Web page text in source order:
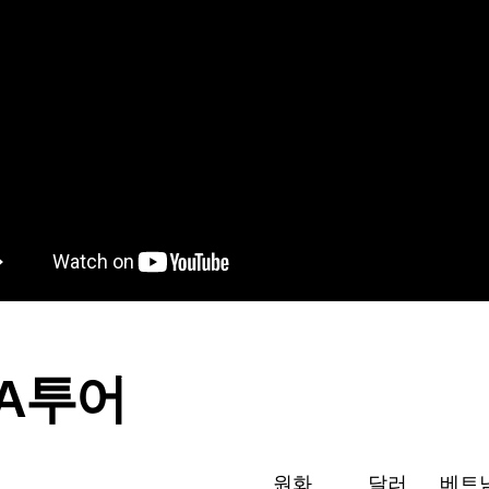
투어
원화 달러 베트